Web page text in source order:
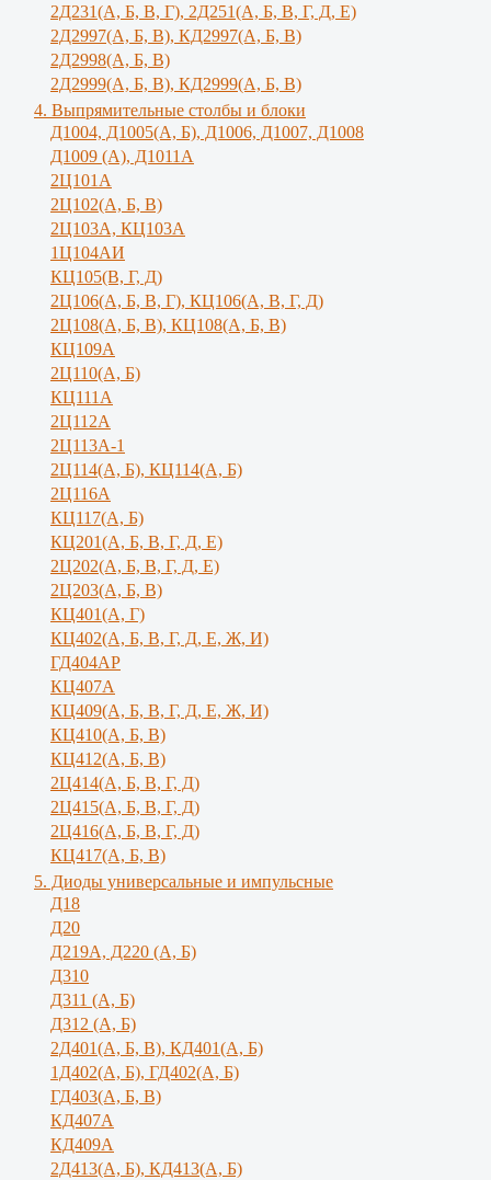
2Д231(А, Б, В, Г), 2Д251(А, Б, В, Г, Д, E)
2Д2997(А, Б, В), КД2997(А, Б, В)
2Д2998(А, Б, В)
2Д2999(А, Б, В), КД2999(А, Б, В)
4. Выпрямительные столбы и блоки
Д1004, Д1005(А, Б), Д1006, Д1007, Д1008
Д1009 (А), Д1011А
2Ц101А
2Ц102(А, Б, В)
2Ц103А, КЦ103А
1Ц104АИ
КЦ105(В, Г, Д)
2Ц106(А, Б, В, Г), КЦ106(А, В, Г, Д)
2Ц108(А, Б, В), КЦ108(А, Б, В)
КЦ109А
2Ц110(А, Б)
КЦ111А
2Ц112А
2Ц113А-1
2Ц114(А, Б), КЦ114(А, Б)
2Ц116А
КЦ117(А, Б)
КЦ201(А, Б, В, Г, Д, Е)
2Ц202(А, Б, В, Г, Д, Е)
2Ц203(А, Б, В)
КЦ401(А, Г)
КЦ402(А, Б, В, Г, Д, Е, Ж, И)
ГД404АР
КЦ407А
КЦ409(А, Б, В, Г, Д, Е, Ж, И)
КЦ410(А, Б, В)
КЦ412(А, Б, В)
2Ц414(А, Б, В, Г, Д)
2Ц415(А, Б, В, Г, Д)
2Ц416(А, Б, В, Г, Д)
КЦ417(А, Б, В)
5. Диоды универсальные и импульсные
Д18
Д20
Д219А, Д220 (А, Б)
Д310
Д311 (А, Б)
Д312 (А, Б)
2Д401(А, Б, В), КД401(А, Б)
1Д402(А, Б), ГД402(А, Б)
ГД403(А, Б, В)
КД407А
КД409А
2Д413(А, Б), КД413(А, Б)